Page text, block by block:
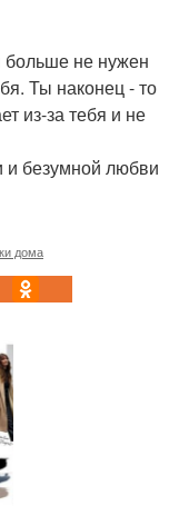
больше не нужен
Ты наконец - то
из-за тебя и не
и безумной любви
дома